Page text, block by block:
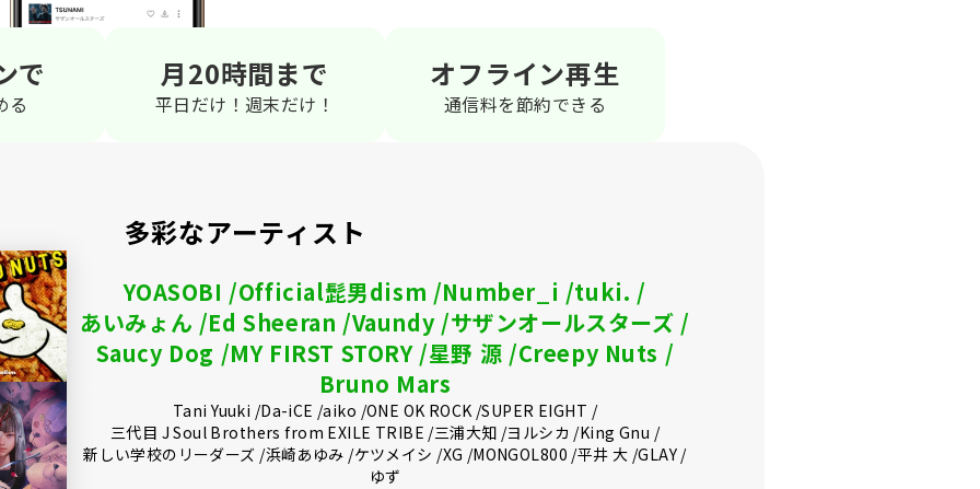
で
る
月20時間まで
平日だけ！週末だけ！
オフライン再生
通信料を節約できる
多彩なアーティスト
YOASOBI Official髭男dism Number_i tuki.
あいみょん Ed Sheeran Vaundy サザンオールスターズ
Saucy Dog
MY FIRST STORY 星野 源 Creepy Nuts
Bruno Mars
Tani Yuuki Da-iCE aiko ONE OK ROCK SUPER EIGHT
三代目 J Soul Brothers from EXILE TRIBE 三浦大知 ヨルシカ King Gnu
新しい学校のリーダーズ 浜崎あゆみ ケツメイシ XG MONGOL800 平井 大 GLAY
ゆず